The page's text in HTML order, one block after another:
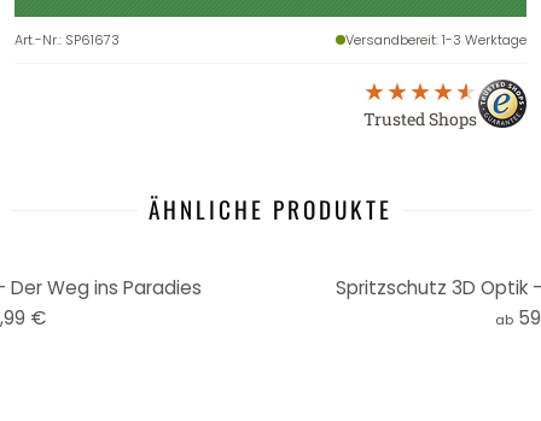
Art.-Nr.: SP61673 Versandbereit: 1-3 Werktage
Trusted Shops
ÄHNLICHE PRODUKTE
Weg ins Paradies
€
Spritzschutz 3D Optik
ab